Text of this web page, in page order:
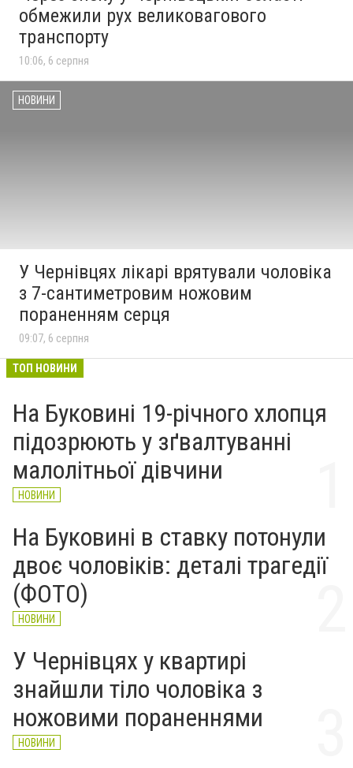
обмежили рух великовагового
транспорту
10:06, 6 серпня
НОВИНИ
У Чернівцях лікарі врятували чоловіка
з 7-сантиметровим ножовим
пораненням серця
09:07, 6 серпня
ТОП НОВИНИ
На Буковині 19-річного хлопця
підозрюють у зґвалтуванні
малолітньої дівчини
НОВИНИ
На Буковині в ставку потонули
двоє чоловіків: деталі трагедії
(ФОТО)
НОВИНИ
У Чернівцях у квартирі
знайшли тіло чоловіка з
ножовими пораненнями
НОВИНИ